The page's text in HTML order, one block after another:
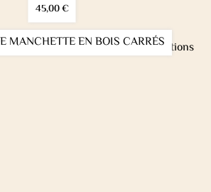
45,00€
MANCHETTE EN BOIS CARRÉS